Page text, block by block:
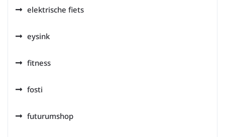
elektrische fiets
eysink
fitness
fosti
futurumshop